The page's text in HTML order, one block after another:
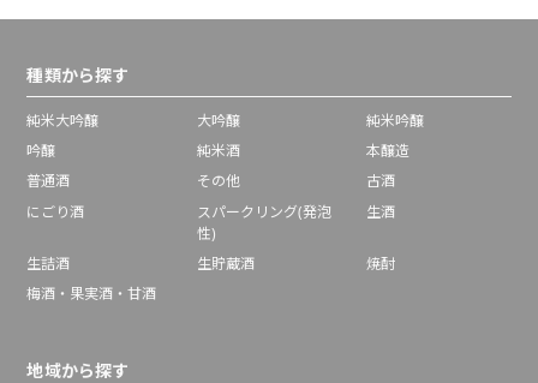
種類から探す
純米大吟醸 大吟醸
純米吟醸
吟醸
純米酒
本醸造
普通酒
その他
古酒
にごり酒
スパークリング(発泡
性)
生酒
生詰酒 生貯蔵酒
焼酎
梅酒・果実酒・甘酒
地域から探す